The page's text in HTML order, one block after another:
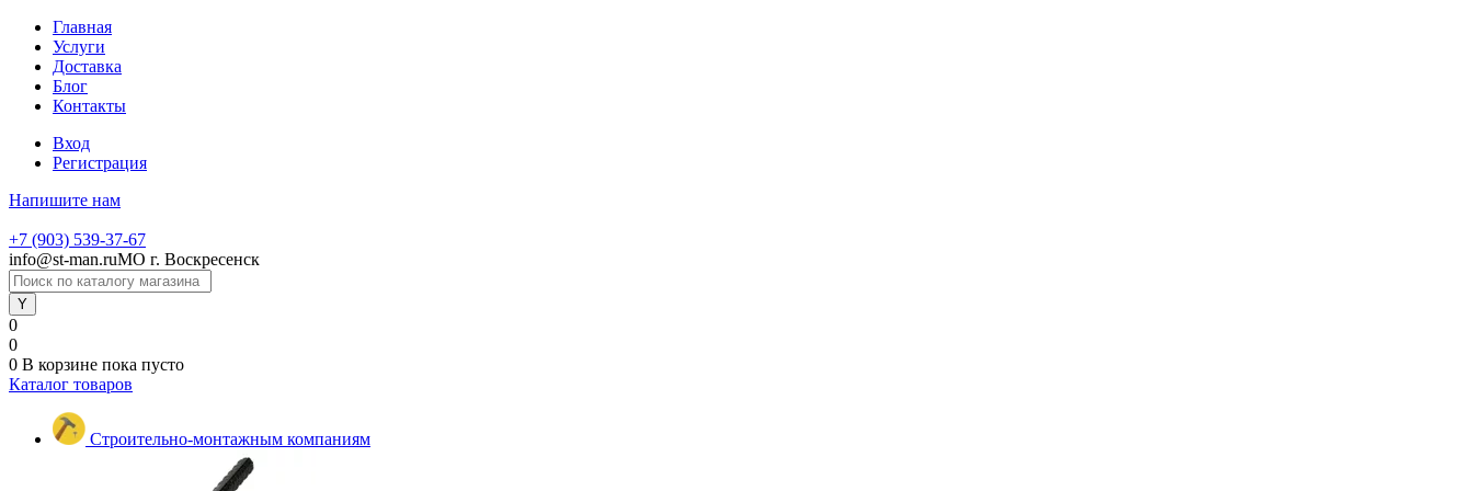
Главная
Услуги
Доставка
Блог
Контакты
Вход
Регистрация
Напишите нам
+7 (903) 539-37-67
info@st-man.ruМО г. Воскресенск
0
0
0 В корзине пока пусто
Каталог товаров
Строительно-монтажным компаниям